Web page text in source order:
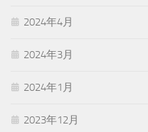
2024年4月
2024年3月
2024年1月
2023年12月